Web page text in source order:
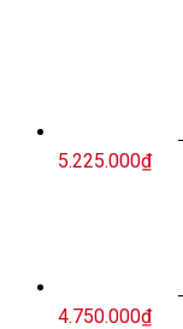
5.225.000₫
4.750.000₫